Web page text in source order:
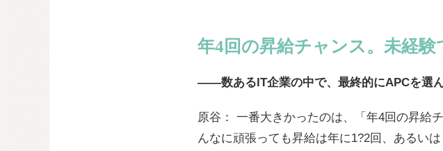
年4回の昇給チャンス。未経
――数あるIT企業の中で、最終的にAPCを選
原谷： 一番大きかったのは、「年4回の昇給
んなに頑張っても昇給は年に1?2回、あるい